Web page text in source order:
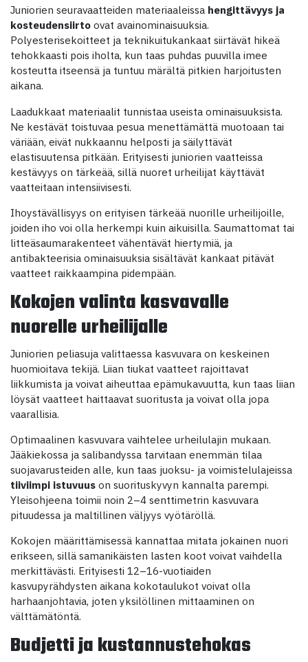
Juniorien seuravaatteiden materiaaleissa hengittävyys ja
kosteudensiirto ovat avainominaisuuksia.
Polyesterisekoitteet ja teknikuitukankaat siirtävät hikeä
tehokkaasti pois iholta, kun taas puhdas puuvilla imee
kosteutta itseensä ja tuntuu märältä pitkien harjoitusten
aikana.
Laadukkaat materiaalit tunnistaa useista ominaisuuksista.
Ne kestävät toistuvaa pesua menettämättä muotoaan tai
väriään, eivät nukkaannu helposti ja säilyttävät
elastisuutensa pitkään. Erityisesti juniorien vaatteissa
kestävyys on tärkeää, sillä nuoret urheilijat käyttävät
vaatteitaan intensiivisesti.
Ihoystävällisyys on erityisen tärkeää nuorille urheilijoille,
joiden iho voi olla herkempi kuin aikuisilla. Saumattomat tai
litteäsaumarakenteet vähentävät hiertymiä, ja
antibakteerisia ominaisuuksia sisältävät kankaat pitävät
vaatteet raikkaampina pidempään.
Kokojen valinta kasvavalle
nuorelle urheilijalle
Juniorien peliasuja valittaessa kasvuvara on keskeinen
huomioitava tekijä. Liian tiukat vaatteet rajoittavat
liikkumista ja voivat aiheuttaa epämukavuutta, kun taas liian
löysät vaatteet haittaavat suoritusta ja voivat olla jopa
vaarallisia.
Optimaalinen kasvuvara vaihtelee urheilulajin mukaan.
Jääkiekossa ja salibandyssa tarvitaan enemmän tilaa
suojavarusteiden alle, kun taas juoksu- ja voimistelulajeissa
tiiviimpi istuvuus on suorituskyvyn kannalta parempi.
Yleisohjeena toimii noin 2–4 senttimetrin kasvuvara
pituudessa ja maltillinen väljyys vyötäröllä.
Kokojen määrittämisessä kannattaa mitata jokainen nuori
erikseen, sillä samanikäisten lasten koot voivat vaihdella
merkittävästi. Erityisesti 12–16-vuotiaiden
kasvupyrähdysten aikana kokotaulukot voivat olla
harhaanjohtavia, joten yksilöllinen mittaaminen on
välttämätöntä.
Budjetti ja kustannustehokas